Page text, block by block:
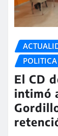
POLITICA
El CD
intimó